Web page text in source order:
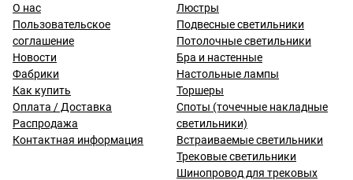
О нас
Пользовательское
соглашение
Новости
Фабрики
Как купить
Оплата / Доставка
Распродажа
Контактная информация
Люстры
Подвесные светильники
Потолочные светильники
Бра и настенные
Настольные лампы
Торшеры
Споты (точечные накладные
светильники)
Встраиваемые светильники
Трековые светильники
Шинопровод для трековых